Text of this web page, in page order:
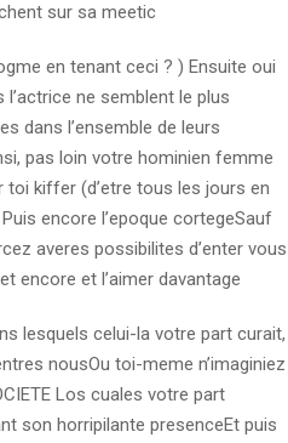
sur sa meetic
en tenant ceci ? ) Ensuite oui
ne semblent le plus
dans l’ensemble de leurs
pas loin votre hominien femme
kiffer (d’etre tous les jours en
encore l’epoque cortegeSauf
averes possibilites d’enter vous
encore et l’aimer davantage
lesquels celui-la votre part curait,
nousOu toi-meme n’imaginiez
Los cuales votre part
son horripilante presenceEt puis